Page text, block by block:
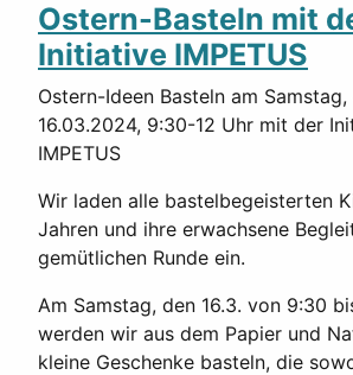
Ostern-Basteln mit
Initiative IMPETUS
Ostern-Ideen Basteln am Samstag,
16.03.2024, 9:30-12 Uhr mit der
IMPETUS
Wir laden alle bastelbegeisterten
Jahren und ihre erwachsene
gemütlichen Runde ein.
Am Samstag, den 16.3. von 9:30
werden wir aus dem Papier und
kleine Geschenke basteln, die